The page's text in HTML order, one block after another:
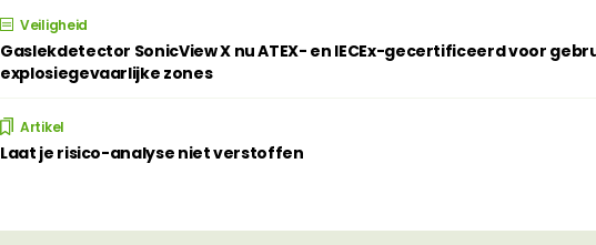
Veiligheid
Gaslekdetector SonicView X nu ATEX- en IECEx-gecertificeerd voor
explosiegevaarlijke zones
Artikel
Laat je risico-analyse niet verstoffen